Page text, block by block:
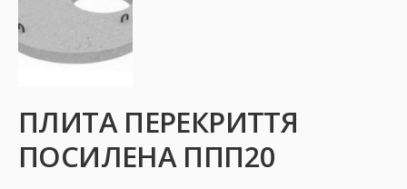
ПЛИТА ПЕРЕКРИТТЯ
ПОСИЛЕНА ППП20